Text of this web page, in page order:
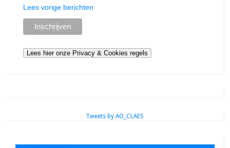
Lees vorige berichten
Tweets by AO_CLAES